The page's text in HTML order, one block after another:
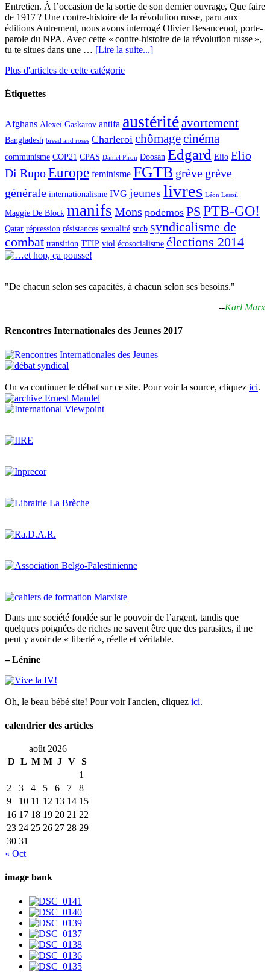
Entretien. À l’occasion de la sortie de son dernier ouvrage, Que faire
de 1917 ? Une contre-histoire de la révolution russe, paru aux
éditions Autrement, nous avons interrogé Olivier Besancenot, porte-
parole du NPA. Avec cette « contre-histoire de la révolution russe »,
tu te situes dans une … [Lire la suite...]
Plus d'articles de cette catégorie
Étiquettes
Afghans Alexeï Gaskarov antifa austéritéavortement
Bangladesh bread and roses Charleroi chômagecinéma
communisme COP21 CPAS Daniel Piron Doosan Edgard Elio Elio
Di RupoEurope feminisme FGTB grève grève
générale internationalisme IVG jeunes livres Léon Lesoil
Maggie De Block manifs Mons podemos PS PTB-GO!
Qatar répression résistances sexualité sncb syndicalisme de
combat transition TTIP viol écosocialisme élections 2014
"De chacun selon ses capacités, à chacun selon ses besoins."
--Karl Marx
Rencontres Internationales des Jeunes 2017
On va continuer le débat sur ce site. Pour voir la source, cliquez ici.
Dans une société fondée sur le pouvoir de l’argent, tandis que
quelques poignées de riches ne savent être que des parasites, il ne
peut y avoir de « liberté », réelle et véritable.
– Lénine
Oh, le beau bébé site! Pour voir l'ancien, cliquez ici.
calendrier des articles
août 2026
D L M M J V S
1
2
3 4 5 6 7
8
9
10 11 12 13 14 15
16 17 18 19 20 21 22
23 24 25 26 27 28 29
30 31
« Oct
image bank